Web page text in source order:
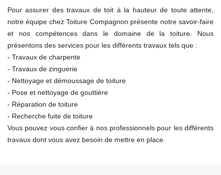
Pour assurer des travaux de toit à la hauteur de toute attente,
notre équipe chez Toiture Compagnon présente notre savoir-faire
et nos compétences dans le domaine de la toiture. Nous
présentons des services pour les différents travaux tels que :
- Travaux de charpente
- Travaux de zinguerie
- Nettoyage et démoussage de toiture
- Pose et nettoyage de gouttière
- Réparation de toiture
- Recherche fuite de toiture
Vous pouvez vous confier à nos professionnels pour les différents
travaux dont vous avez besoin de mettre en place.